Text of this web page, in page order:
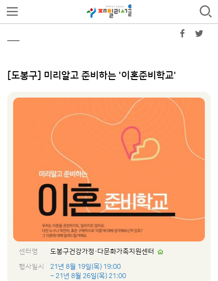
[도봉구] 미리알고 준비하는 '이혼준비학교'
센터명
도봉구건강가정·다문화가족지원센터
행사일시
21년 8월 19일(목) 19:00
~ 21년 8월 26일(목) 21:00